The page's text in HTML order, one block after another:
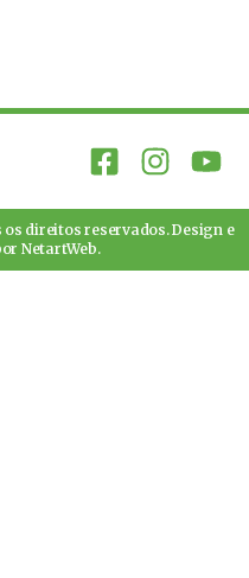
direitos reservados. Design e
NetartWeb.